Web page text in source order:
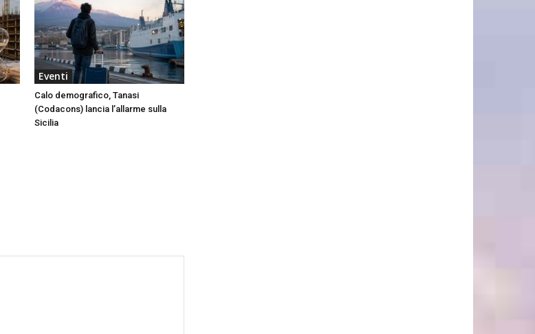
Eventi
Calo demografico, Tanasi
(Codacons) lancia l’allarme sulla
Sicilia